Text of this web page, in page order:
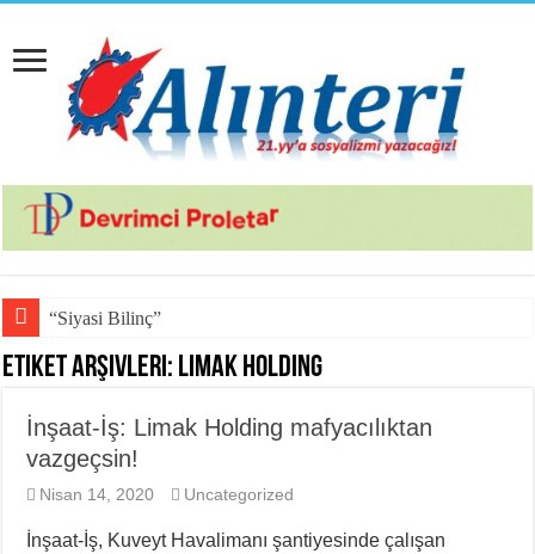
“Siyasi Bilinç” Kavramı
Etiket Arşivleri: Limak Holding
İnşaat-İş: Limak Holding mafyacılıktan
vazgeçsin!
Nisan 14, 2020 Uncategorized
İnşaat-İş, Kuveyt Havalimanı şantiyesinde çalışan